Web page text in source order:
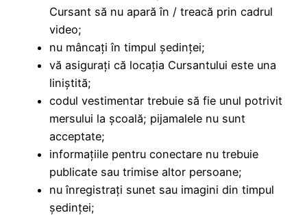
Cursant să nu apară în / treacă prin cadrul
video;
nu mâncați în timpul ședinței;
vă asigurați că locația Cursantului este una
liniștită;
codul vestimentar trebuie să fie unul potrivit
mersului la școală; pijamalele nu sunt
acceptate;
informațiile pentru conectare nu trebuie
publicate sau trimise altor persoane;
nu înregistrați sunet sau imagini din timpul
ședinței;